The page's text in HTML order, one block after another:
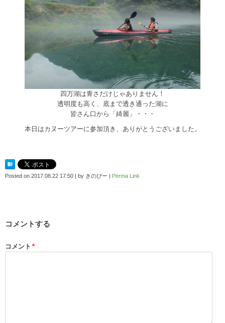
四万湖は青さだけじゃありません！
透明度も高く、底まで透き通った湖に
皆さん口から「綺麗」・・・
本日はカヌーツアーに参加頂き、ありがとうございました。
Posted on 2017.08.22 17:50 | by きのぴー | Perma Link
コメントする
コメント *